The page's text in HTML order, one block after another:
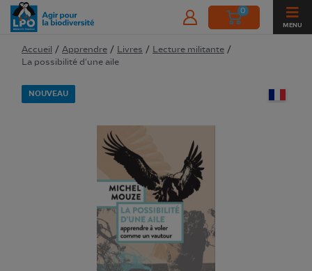
0
MENU
Accueil / Apprendre / Livres / Lecture militante /
La possibilité d'une aile
NOUVEAU